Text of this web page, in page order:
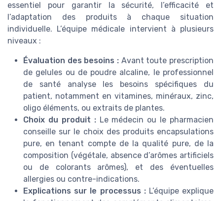
essentiel pour garantir la sécurité, l’efficacité et
l’adaptation des produits à chaque situation
individuelle. L’équipe médicale intervient à plusieurs
niveaux :
Évaluation des besoins : Avant toute prescription
de gelules ou de poudre alcaline, le professionnel
de santé analyse les besoins spécifiques du
patient, notamment en vitamines, minéraux, zinc,
oligo éléments, ou extraits de plantes.
Choix du produit :Le médecin ou le pharmacien
conseille sur le choix des produits encapsulations
pure, en tenant compte de la qualité pure, de la
composition (végétale, absence d’arômes artificiels
ou de colorants arômes), et des éventuelles
allergies ou contre-indications.
Explications sur le processus :L’équipe explique